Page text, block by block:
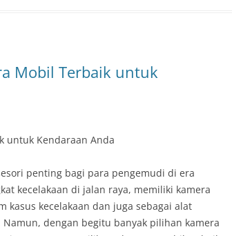
Mobil Terbaik untuk
untuk Kendaraan Anda
penting bagi para pengemudi di era
kecelakaan di jalan raya, memiliki kamera
kecelakaan dan juga sebagai alat
dengan begitu banyak pilihan kamera